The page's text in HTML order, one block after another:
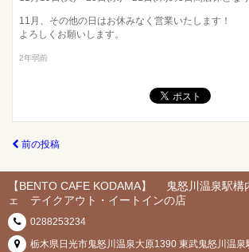
11月、その他の日はお休みなく営業いたします！
よろしくお願いします。
2年弱前
前の投稿
【BENTO CAFE KODAMA】 鬼怒川温泉駅
ェ テイクアウト・イートインの店
0288253234
栃木県日光市鬼怒川温泉大原1390 東武鬼怒川